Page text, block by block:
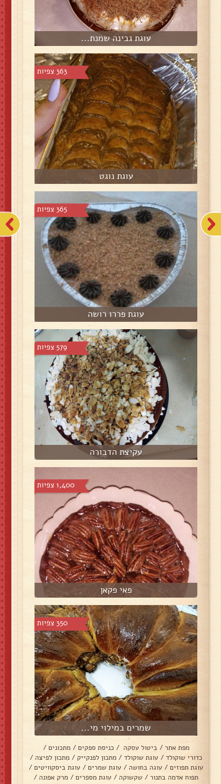
עוגת גבינה שמנת...
363 צפיות
עוגת נוגט
365 צפיות
עוגת פררו רושה
579 צפיות
עקיצת הדבורה
1,400 צפיות
פאי פקאן
350 צפיות
שמרים במילוי מי...
מפת אתר / ביטול עסקה / כניסת ספקים / מתכונים /
כדורי שוקולד / עוגת שוקולד / מתכון לפנקייק / מתכון לפיצה /
עוגת תפוזים / עוגה בחושה / עוגת שמרים / עוגת ביסקוויטים /
תפוח אדמה בתנור / שקשוקה / עוגת מספרים / מרק אפונה /